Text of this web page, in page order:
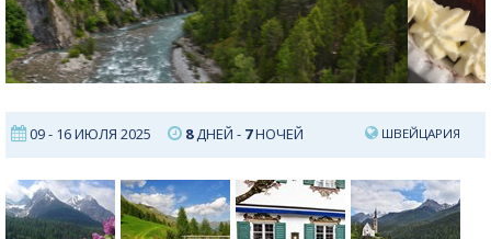
09 - 16 ИЮЛЯ 2025 8ДНЕЙ - 7НОЧЕЙ ШВЕЙЦАРИЯ